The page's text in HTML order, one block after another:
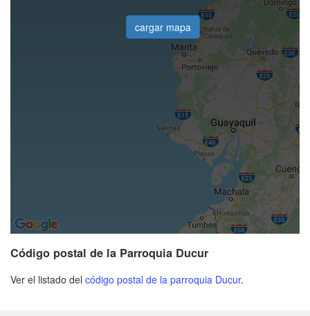
cargar mapa
Código postal de la Parroquia Ducur
Ver el listado del código postal de la parroquia Ducur.